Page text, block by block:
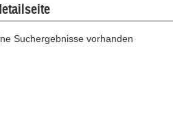
Suchergebnisse vorhanden